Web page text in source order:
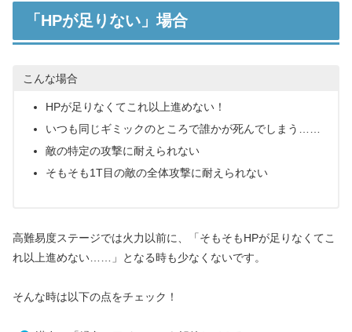
「HPが足りない」場合
こんな場合
HPが足りなくてこれ以上進めない！
いつも同じギミックのところで誰かが死んでしまう……
敵の特定の攻撃に耐えられない
そもそも1T目の敵の全体攻撃に耐えられない
高難易度ステージでは火力以前に、「そもそもHPが足りなくてこ
れ以上進めない……」となる時も少なくないです。
そんな時は以下の点をチェック！